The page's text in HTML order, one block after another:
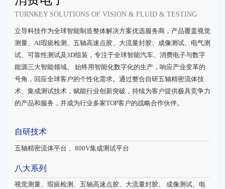
TURNKEY SOLUTIONS OF VISION & FLUID & TESTING
立导科技作为全球智能制造整体解决方案优选服务商，产品覆盖视觉
测量、AI瑕疵检测、五轴高速点胶、大流量封胶、成像测试、电气测
试、可靠性测试及3D组装，专注于全球智能汽车、消费电子与数字
能源三大智能领域。 始终用智能化数字化的生产，响应产业变革的
号角，回应全球客户的个性化需求。通过整合自研五轴精密流体技
术、集成测试技术，赋能行业创新突破，持续为客户提供极具竞争力
的产品和服务，并成为行业多家TOP客户的战略合作伙伴。
自研技术
五轴精密流体平台 、800V集成测试平台
八大系列
视觉测量、瑕疵检测、五轴高速点胶、大流量封胶、 成像测试、电